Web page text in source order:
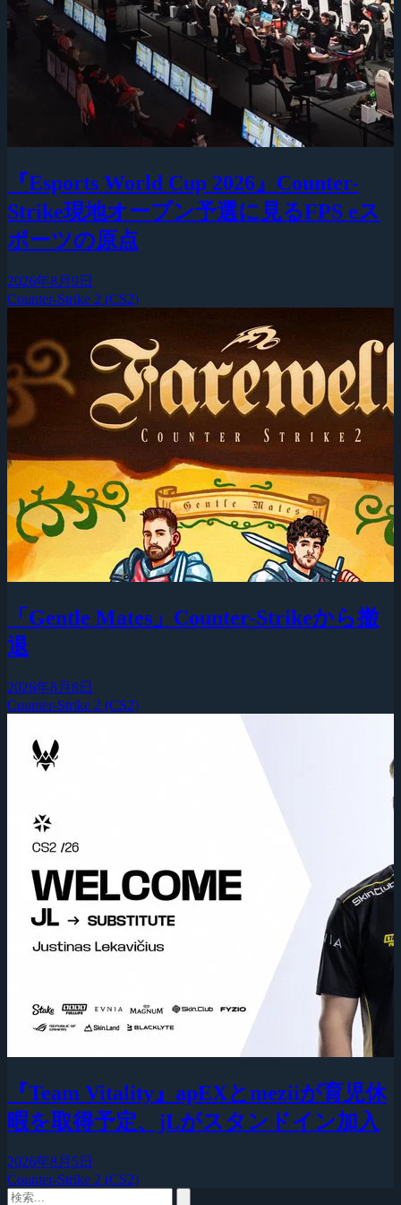
『Esports World Cup 2026』Counter-
Strike現地オープン予選に見るFPS eス
ポーツの原点
2026年8月9日
Counter-Strike 2 (CS2)
「Gentle Mates」Counter-Strikeから撤
退
2026年8月8日
Counter-Strike 2 (CS2)
『Team Vitality』apEXとmeziiが育児休
暇を取得予定、jLがスタンドイン加入
2026年8月5日
Counter-Strike 2 (CS2)